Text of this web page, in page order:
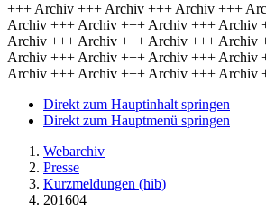
+++ Archiv +++ Archiv +++ Archiv +++
Archiv +++ Archiv +++ Archiv +++ Archiv
Archiv +++ Archiv +++ Archiv +++ Archiv
Archiv +++ Archiv +++ Archiv +++ Archiv
Archiv +++ Archiv +++ Archiv +++ Archiv
Direkt zum Hauptinhalt springen
Direkt zum Hauptmenü springen
Webarchiv
Presse
Kurzmeldungen (hib)
201604